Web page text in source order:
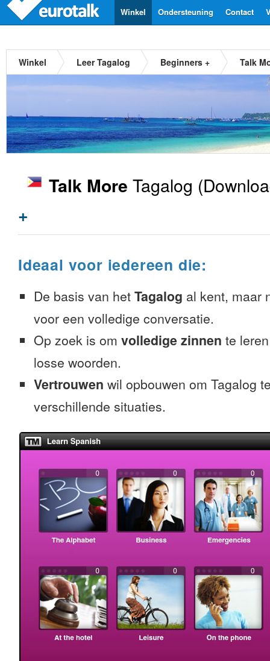
Contact
Ondersteuning
Winkel
Winkel Leer Tagalog Beginners + Talk
Talk More Tagalog
+
Ideaal voor iedereen die:
De basis van het Tagalog al kent, maar
voor een volledige conversatie.
Op zoek is om volledige zinnen te
losse woorden.
Vertrouwen wil opbouwen om Tagalog
verschillende situaties.